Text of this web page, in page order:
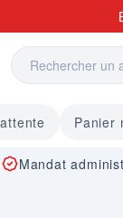
Panier
Mandat